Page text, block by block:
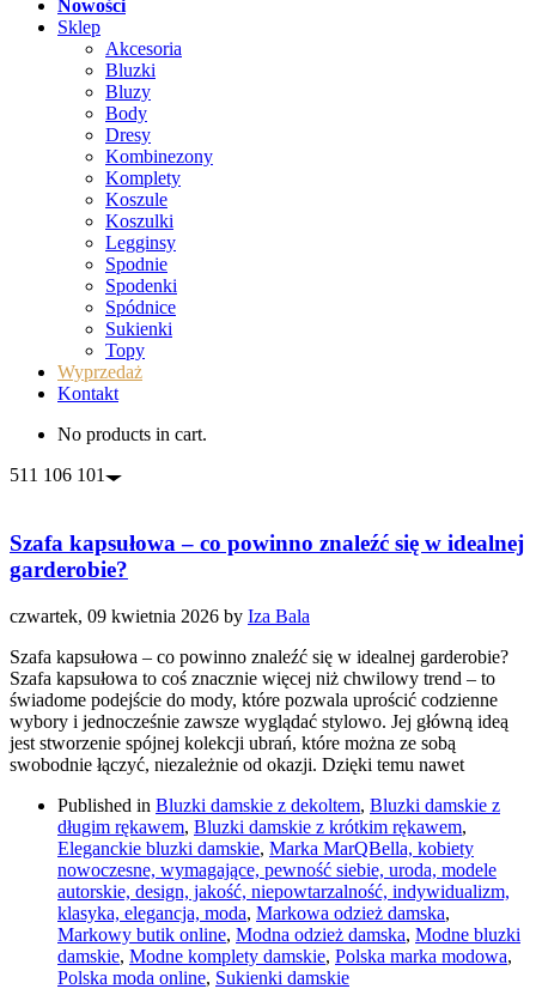
Nowości
Sklep
Akcesoria
Bluzki
Bluzy
Body
Dresy
Kombinezony
Komplety
Koszule
Koszulki
Legginsy
Spodnie
Spodenki
Spódnice
Sukienki
Topy
Wyprzedaż
Kontakt
No products in cart.
511 106 101
Szafa kapsułowa – co powinno znaleźć się w idealnej
garderobie?
czwartek, 09 kwietnia 2026 by Iza Bala
Szafa kapsułowa – co powinno znaleźć się w idealnej garderobie?
Szafa kapsułowa to coś znacznie więcej niż chwilowy trend – to
świadome podejście do mody, które pozwala uprościć codzienne
wybory i jednocześnie zawsze wyglądać stylowo. Jej główną ideą
jest stworzenie spójnej kolekcji ubrań, które można ze sobą
swobodnie łączyć, niezależnie od okazji. Dzięki temu nawet
Published in Bluzki damskie z dekoltem, Bluzki damskie z
długim rękawem, Bluzki damskie z krótkim rękawem,
Eleganckie bluzki damskie, Marka MarQBella, kobiety
nowoczesne, wymagające, pewność siebie, uroda, modele
autorskie, design, jakość, niepowtarzalność, indywidualizm,
klasyka, elegancja, moda, Markowa odzież damska,
Markowy butik online, Modna odzież damska, Modne bluzki
damskie, Modne komplety damskie, Polska marka modowa,
Polska moda online, Sukienki damskie